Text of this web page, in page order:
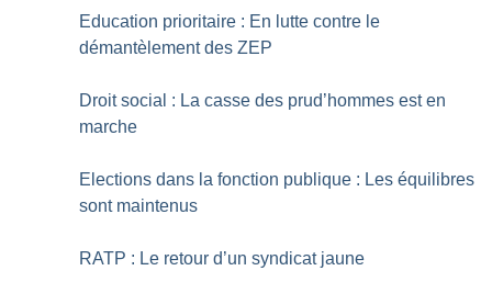
Education prioritaire : En lutte contre le
démantèlement des ZEP
Droit social : La casse des prud’hommes est en
marche
Elections dans la fonction publique : Les équilibres
sont maintenus
RATP : Le retour d’un syndicat jaune